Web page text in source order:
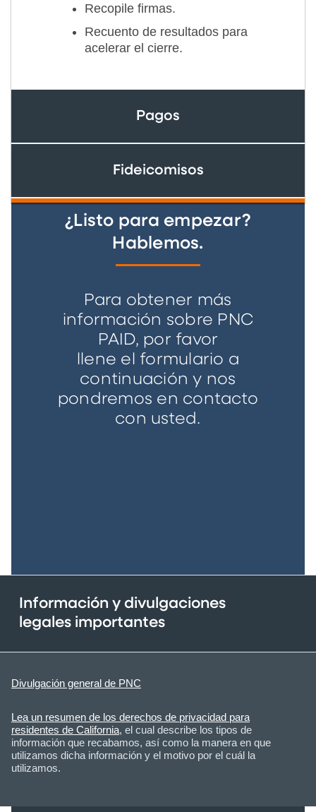
Recopile firmas.
Recuento de resultados para
acelerar el cierre.
Pagos
Fideicomisos
¿Listo para empezar?
Hablemos.
Para obtener más
información sobre PNC
PAID, por favor
llene el formulario a
continuación y nos
pondremos en contacto
con usted.
Información y divulgaciones
legales importantes
Divulgación general de PNC
Lea un resumen de los derechos de privacidad para
residentes de California, el cual describe los tipos de
información que recabamos, así como la manera en que
utilizamos dicha información y el motivo por el cuál la
utilizamos.